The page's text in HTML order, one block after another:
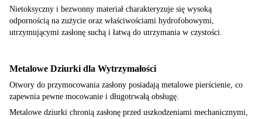
Nietoksyczny i bezwonny materiał charakteryzuje się wysoką
odpornością na zużycie oraz właściwościami hydrofobowymi,
utrzymującymi zasłonę suchą i łatwą do utrzymania w czystości.
Metalowe Dziurki dla Wytrzymałości
Otwory do przymocowania zasłony posiadają metalowe pierścienie, co
zapewnia pewne mocowanie i długotrwałą obsługę.
Metalowe dziurki chronią zasłonę przed uszkodzeniami mechanicznymi,